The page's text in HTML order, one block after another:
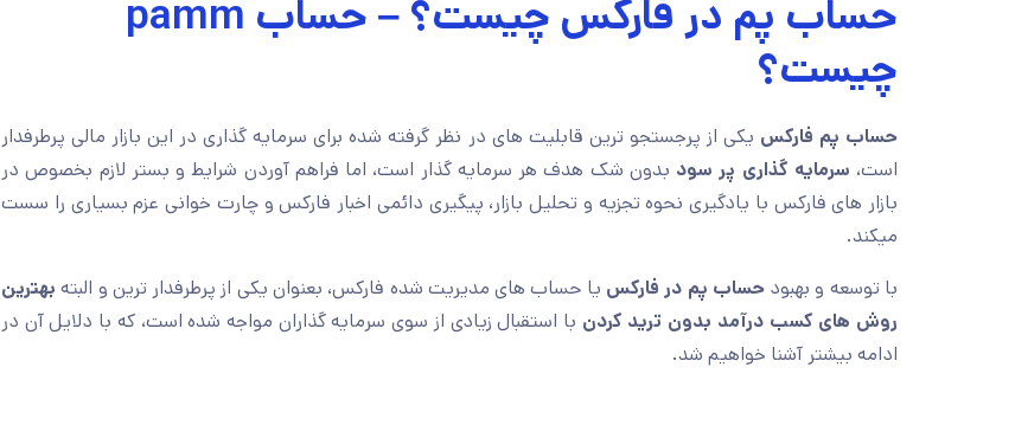
حساب پم در فارکس چیست؟ – حساب pamm
چیست؟
حساب پم فارکس یکی از پرجستجو ترین قابلیت های در نظر گرفته شده برای سرمایه گذاری در این بازار مالی پرطرفدار
است، سرمایه گذاری پر سود بدون شک هدف هر سرمایه گذار است، اما فراهم آوردن شرایط و بستر لازم بخصوص در
بازار های فارکس با یادگیری نحوه تجزیه و تحلیل بازار، پیگیری دائمی اخبار فارکس و چارت خوانی عزم بسیاری را سست
میکند.
با توسعه و بهبودحساب پم در فارکس یا حساب های مدیریت شده فارکس، بعنوان یکی از پرطرفدار ترین و البته بهترین
روش های کسب درآمد بدون ترید کردن با استقبال زیادی از سوی سرمایه گذاران مواجه شده است، که با دلایل آن در
ادامه بیشتر آشنا خواهیم شد.